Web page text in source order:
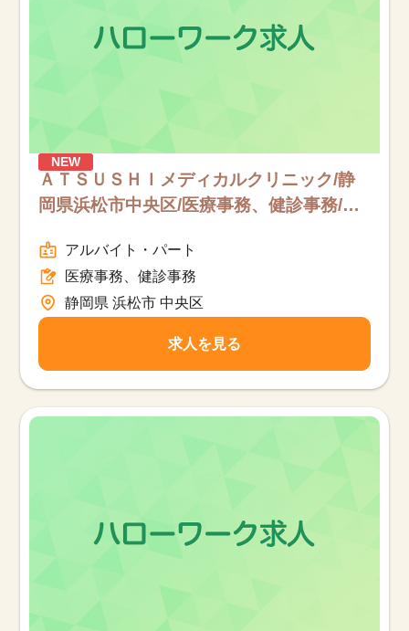
NEW
ＡＴＳＵＳＨＩメディカルクリニック/静
岡県浜松市中央区/医療事務、健診事務/
アルバイト・パート
医療事務、健診事務
静岡県 浜松市 中央区
求人を見る